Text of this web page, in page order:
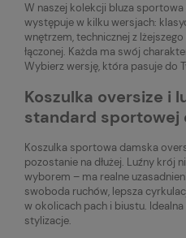
W naszej kolekcji bluza
występuje w kilku wersjach:
wnętrzem, technicznej z
łączonej. Każda ma swój
Wybierz wersję, która pasuje do
Koszulka oversize i
standard sportowej
Koszulka sportowa damska
pozostanie na dłużej. Luźny krój
wyborem – ma realne
swoboda ruchów, lepsza
w okolicach pach i biustu. Idealna
stylizacje.